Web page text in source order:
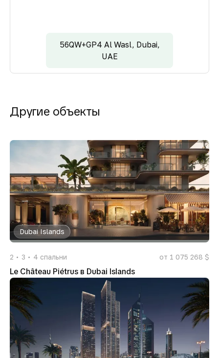
56QW+GP4 Al Wasl, Dubai,
UAE
Другие объекты
Dubai Islands
2 3 4 спальни от 1 075 268 $
Le Château Piétrus в Dubai Islands